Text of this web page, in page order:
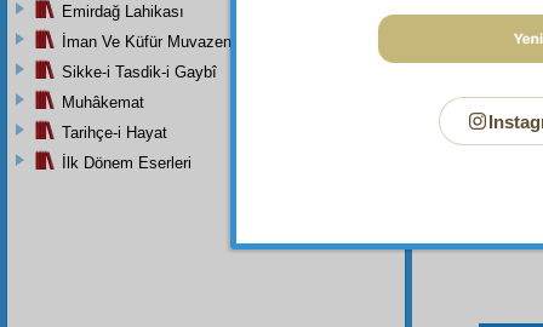
Emirdağ Lahikası
İman Ve Küfür Muvazeneleri
Sikke-i Tasdik-i Gaybî
Muhâkemat
Tarihçe-i Hayat
İlk Dönem Eserleri